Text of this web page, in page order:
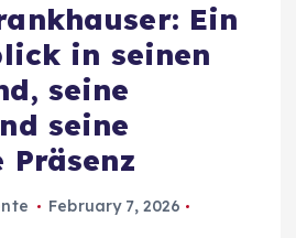
Ein
in seinen
seine
seine
February 7, 2026